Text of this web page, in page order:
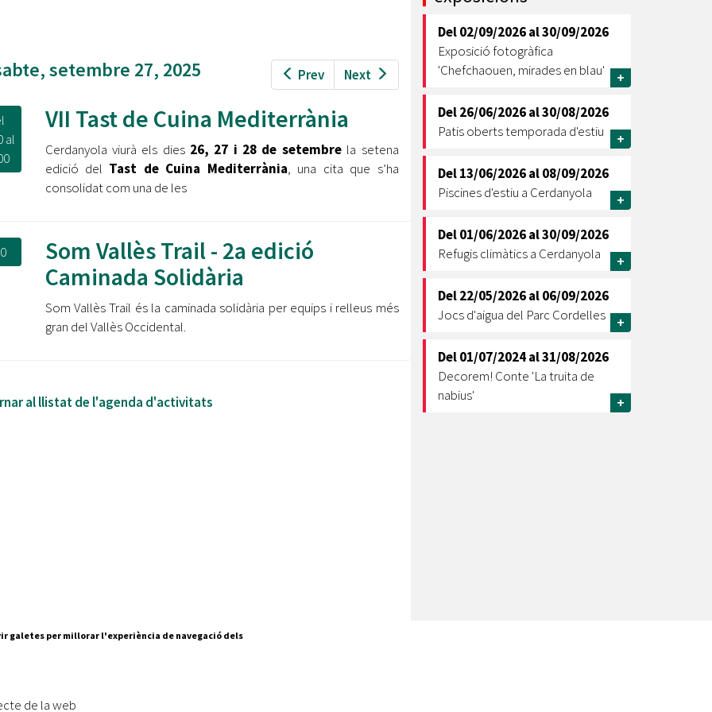
Ètica i Integritat
Retiment de Comptes
Accés a Informació Pública
Dades Obertes
Catàleg de Serveis i Tràmits
Cerdanyola opta a més de 5 milions d'euros del Pla de
Barris per transformar les Fontetes, Quatre Cantons i
El FIT presenta el cartell de la seva 16a edició i dona el
tret de sortida al festival
L’Ajuntament reparteix ulleres gratuïtes per veure
l'eclipsi solar
Equipaments
Mercats Municipals
Webs Municipals
Prev Next
setembre 27, 2025
al
VII Tast de Cuina Mediterrània
Cerdanyola viurà els dies 26, 27 i 28 de setembrela setena
edició del Tast de Cuina Mediterrània, una cita que s’ha
consolidat com una de les
Som Vallès Trail - 2a edició
Caminada Solidària
Som Vallès Trail és la caminada solidària per equips i relleus més
gran del Vallès Occidental.
al llistat de l'agenda d'activitats
Del02/09/2026al30/09/2026
Exposició fotogràfica
'Chefchaouen, mirades en blau'
+
Del26/06/2026al30/08/2026
Patis oberts temporada d'estiu
+
Del13/06/2026al08/09/2026
Piscines d'estiu a Cerdanyola
+
Del01/06/2026al30/09/2026
Refugis climàtics a Cerdanyola
+
Del22/05/2026al06/09/2026
Jocs d'aigua del Parc Cordelles
+
Del01/07/2024al31/08/2026
Decorem! Conte 'La truita de
nabius'
+
galetes per millorar l'experiència de navegació dels
de la web